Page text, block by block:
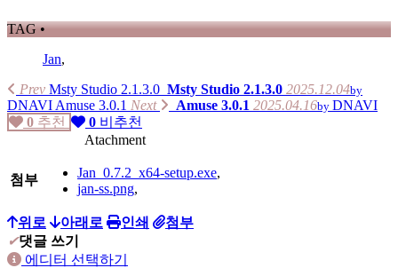
TAG •
Jan,
Prev Msty Studio 2.1.3.0 Msty Studio 2.1.3.0 2025.12.04by
DNAVI Amuse 3.0.1 Next Amuse 3.0.1 2025.04.16by DNAVI
0 추천 0 비추천
Atachment
첨부 Jan_0.7.2_x64-setup.exe,
jan-ss.png,
위로 아래로 인쇄
첨부
✔댓글 쓰기
에디터 선택하기